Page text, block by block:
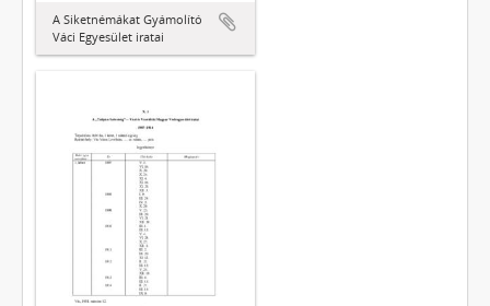
A Siketnémákat Gyámolító
Váci Egyesület iratai